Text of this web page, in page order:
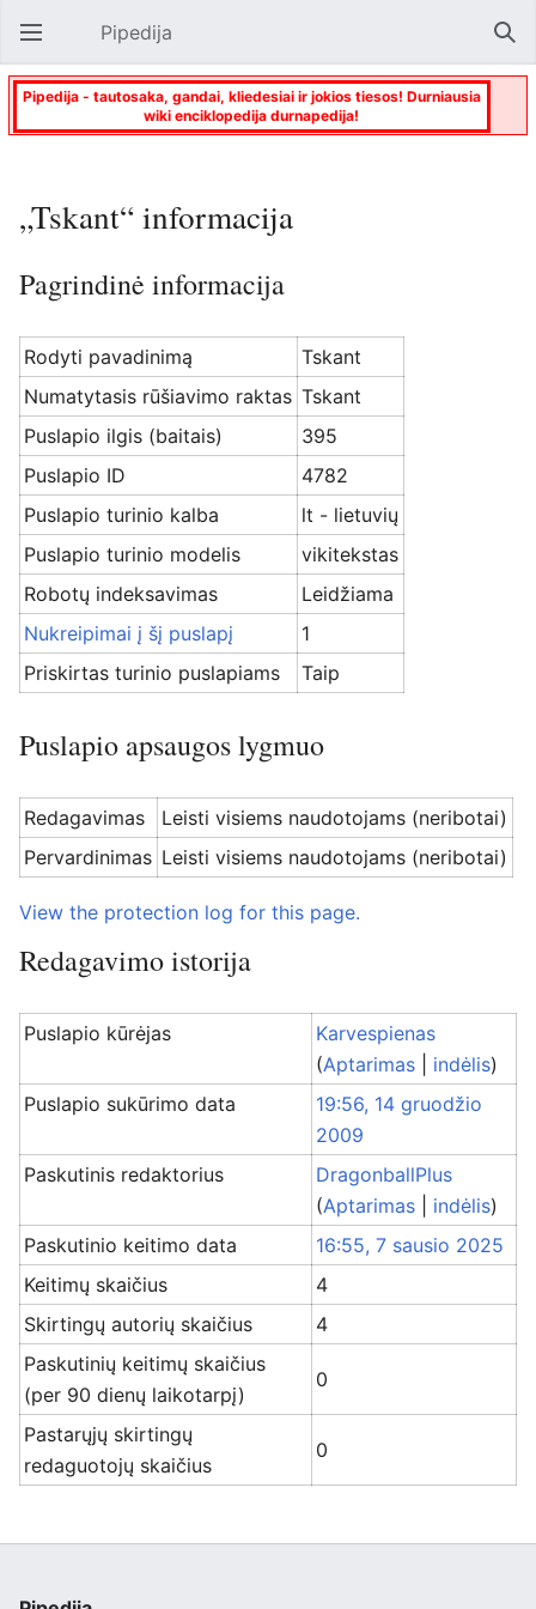
Atverti pagrindinį meniu Pipedija
Pipedija - tautosaka, gandai, kliedesiai ir jokios tiesos! Durniausia
wiki enciklopedija durnapedija!
„Tskant“ informacija
Pagrindinė informacija
Rodyti pavadinimą
Tskant
Numatytasis rūšiavimo raktas Tskant
Puslapio ilgis (baitais)
395
Puslapio ID
4782
Puslapio turinio kalba
lt - lietuvių
Puslapio turinio modelis
vikitekstas
Robotų indeksavimas
Leidžiama
Nukreipimai į šį puslapį
1
Priskirtas turinio puslapiams
Taip
Puslapio apsaugos lygmuo
Redagavimas
Leisti visiems naudotojams (neribotai)
Pervardinimas Leisti visiems naudotojams (neribotai)
View the protection log for this page.
Redagavimo istorija
Puslapio kūrėjas
Karvespienas
(Aptarimas indėlis)
Puslapio sukūrimo data
19:56, 14 gruodžio
2009
Paskutinis redaktorius
DragonballPlus
(Aptarimas indėlis)
Paskutinio keitimo data
16:55, 7 sausio 2025
Keitimų skaičius
4
Skirtingų autorių skaičius
4
Paskutinių keitimų skaičius
(per 90 dienų laikotarpį)
0
Pastarųjų skirtingų
redaguotojų skaičius
0